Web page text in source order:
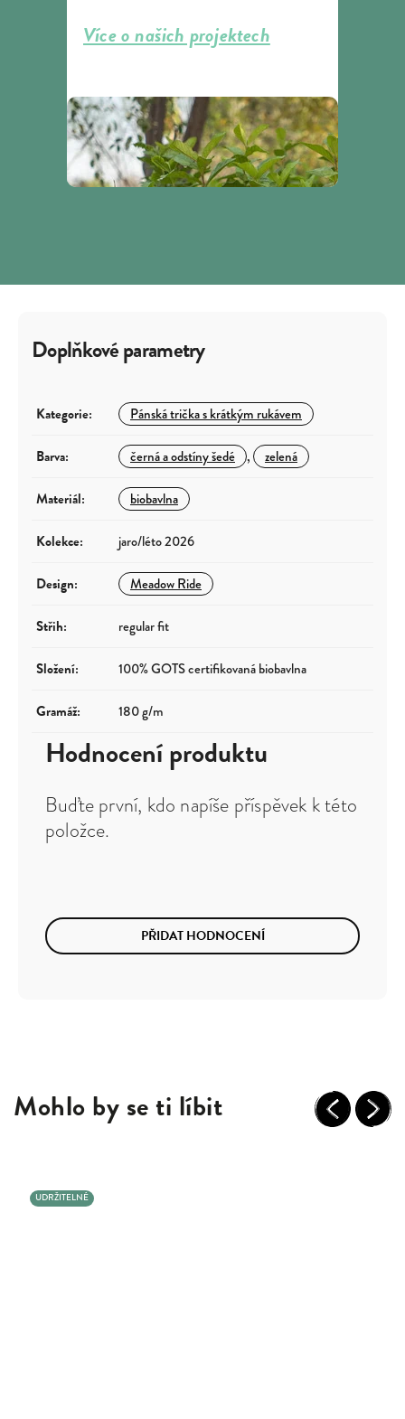
Více o našich projektech
Doplňkové parametry
Kategorie: Pánská trička s krátkým rukávem
Barva: černá a odstíny šedé , zelená
Materiál: biobavlna
Kolekce: jaro/léto 2026
Design: Meadow Ride
Střih: regular fit
Složení: 100% GOTS certifikovaná biobavlna
Gramáž: 180 g/m
Hodnocení produktu
Buďte první, kdo napíše příspěvek k této
položce.
PŘIDAT HODNOCENÍ
Mohlo by se ti líbit Previous
UDRŽITELNÉ
Next